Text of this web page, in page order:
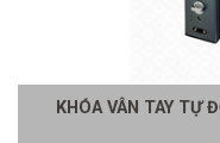
KHÓA VÂN TAY TỰ